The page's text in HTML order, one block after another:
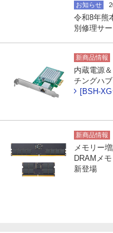
お知らせ
令和8年熊
別修理サ
新商品情報
内蔵電源
チングハブ
[BSH-
新商品情報
メモリー
DRAMメ
新登場